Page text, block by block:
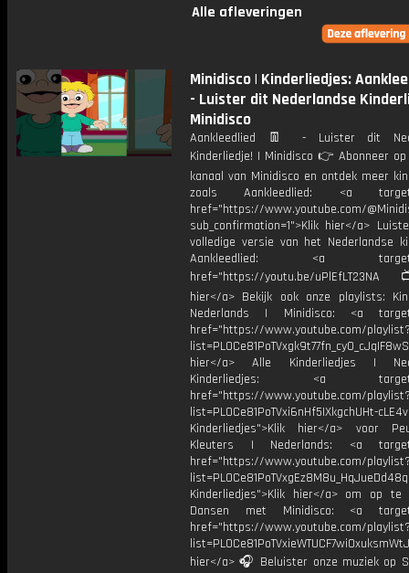
Alle afleveringen
Minidisco | Kinderliedjes:
- Luister dit Nederlandse
Minidisco
Aankleedlied 👖 - Luister dit
Kinderliedje! | Minidisco 👉 Abonneer
kanaal van Minidisco en ontdek meer
zoals Aankleedlied: <a
href="https://www.youtube.com/
sub_confirmation=1">Klik hier</a>
volledige versie van het Nederlandse
Aankleedlied: <a
href="https://youtu.be/
hier</a> Bekijk ook onze playlists:
Nederlands | Minidisco: <a
href="https://www.youtube.com/
hier</a> Alle Kinderliedjes |
Kinderliedjes: <a
href="https://www.youtube.com/
list=PL0Ce81PoTVxi6nHf5IXkgchUHt-
Kinderliedjes">Klik hier</a> voor
Kleuters | Nederlands: <a
href="https://www.youtube.com/
Kinderliedjes">Klik hier</a> om op te
Dansen met Minidisco: <a
href="https://www.youtube.com/
hier</a> 🎧 Beluister onze muziek op